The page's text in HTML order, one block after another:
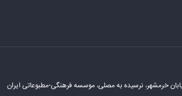
خرمشهر، نرسیده به مصلی، موسسه فرهنگی-مطبوعاتی ایران